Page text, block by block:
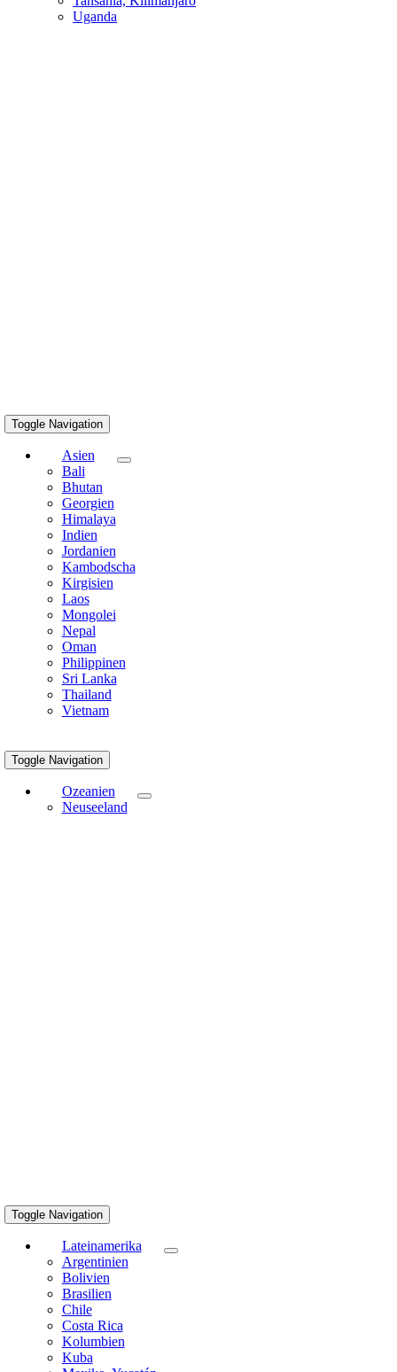
Uganda
Toggle Navigation
Asien
Bali
Bhutan
Georgien
Himalaya
Indien
Jordanien
Kambodscha
Kirgisien
Laos
Mongolei
Nepal
Oman
Philippinen
Sri Lanka
Thailand
Vietnam
Toggle Navigation
Ozeanien
Neuseeland
Toggle Navigation
Lateinamerika
Argentinien
Bolivien
Brasilien
Chile
Costa Rica
Kolumbien
Kuba